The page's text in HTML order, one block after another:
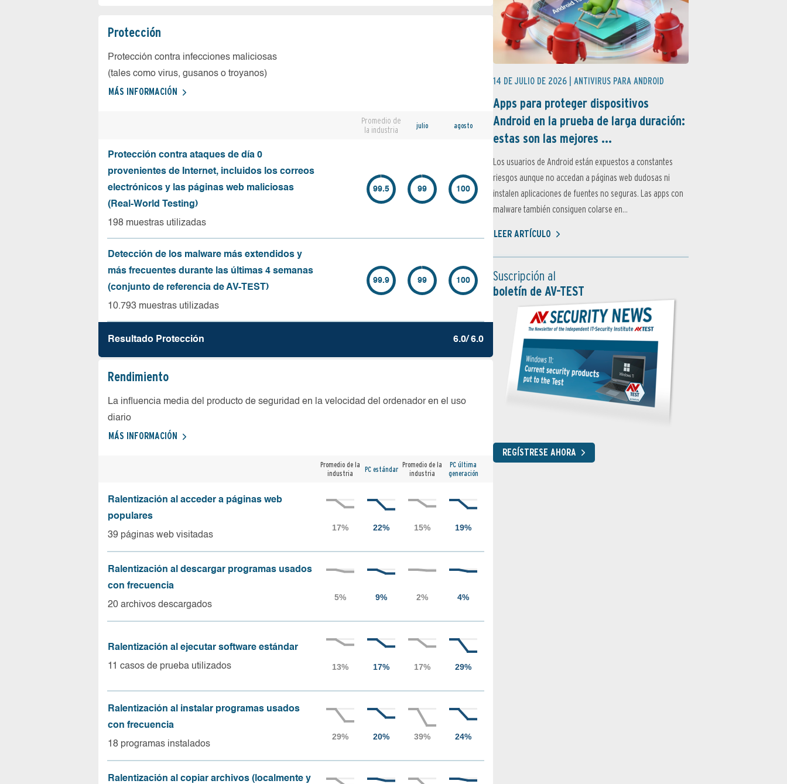
Protección
Protección contra infecciones maliciosas
(tales como virus, gusanos o troyanos)
MÁS INFORMACIÓN
Promedio de
la industria
julio agosto
Protección contra ataques de día 0
provenientes de Internet, incluidos los correos
electrónicos y las páginas web maliciosas
(Real-World Testing)
198 muestras utilizadas
99.5 99 100
Detección de los malware más extendidos y
más frecuentes durante las últimas 4 semanas
(conjunto de referencia de AV-TEST)
10.793 muestras utilizadas
99.9 99 100
Resultado Protección 6.0/ 6.0
Rendimiento
La influencia media del producto de seguridad en la velocidad del ordenador en el uso
diario
MÁS INFORMACIÓN
Promedio de la
industria
PC estándar Promedio de la
industria
PC última
generación
Ralentización al acceder a páginas web
populares
39 páginas web visitadas
Ralentización al descargar programas usados
con frecuencia
20 archivos descargados
Ralentización al ejecutar software estándar
11 casos de prueba utilizados
Ralentización al instalar programas usados
con frecuencia
18 programas instalados
Ralentización al copiar archivos (localmente y
14 DE JULIO DE 2026 | ANTIVIRUS PARA ANDROID
Apps para proteger dispositivos
Android en la prueba de larga duración:
estas son las mejores ...
Los usuarios de Android están expuestos a constantes
riesgos aunque no accedan a páginas web dudosas ni
instalen aplicaciones de fuentes no seguras. Las apps con
malware también consiguen colarse en...
LEER ARTÍCULO
Suscripción al
boletín de AV-TEST
REGÍSTRESE AHORA